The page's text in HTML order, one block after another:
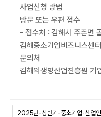
사업신청 방법
방문 또는 우편 접수
- 접수처 : 김해시 주촌면
김해중소기업비즈니스센
문의처
김해의생명산업진흥원
2025년-상반기-중소기업-산업